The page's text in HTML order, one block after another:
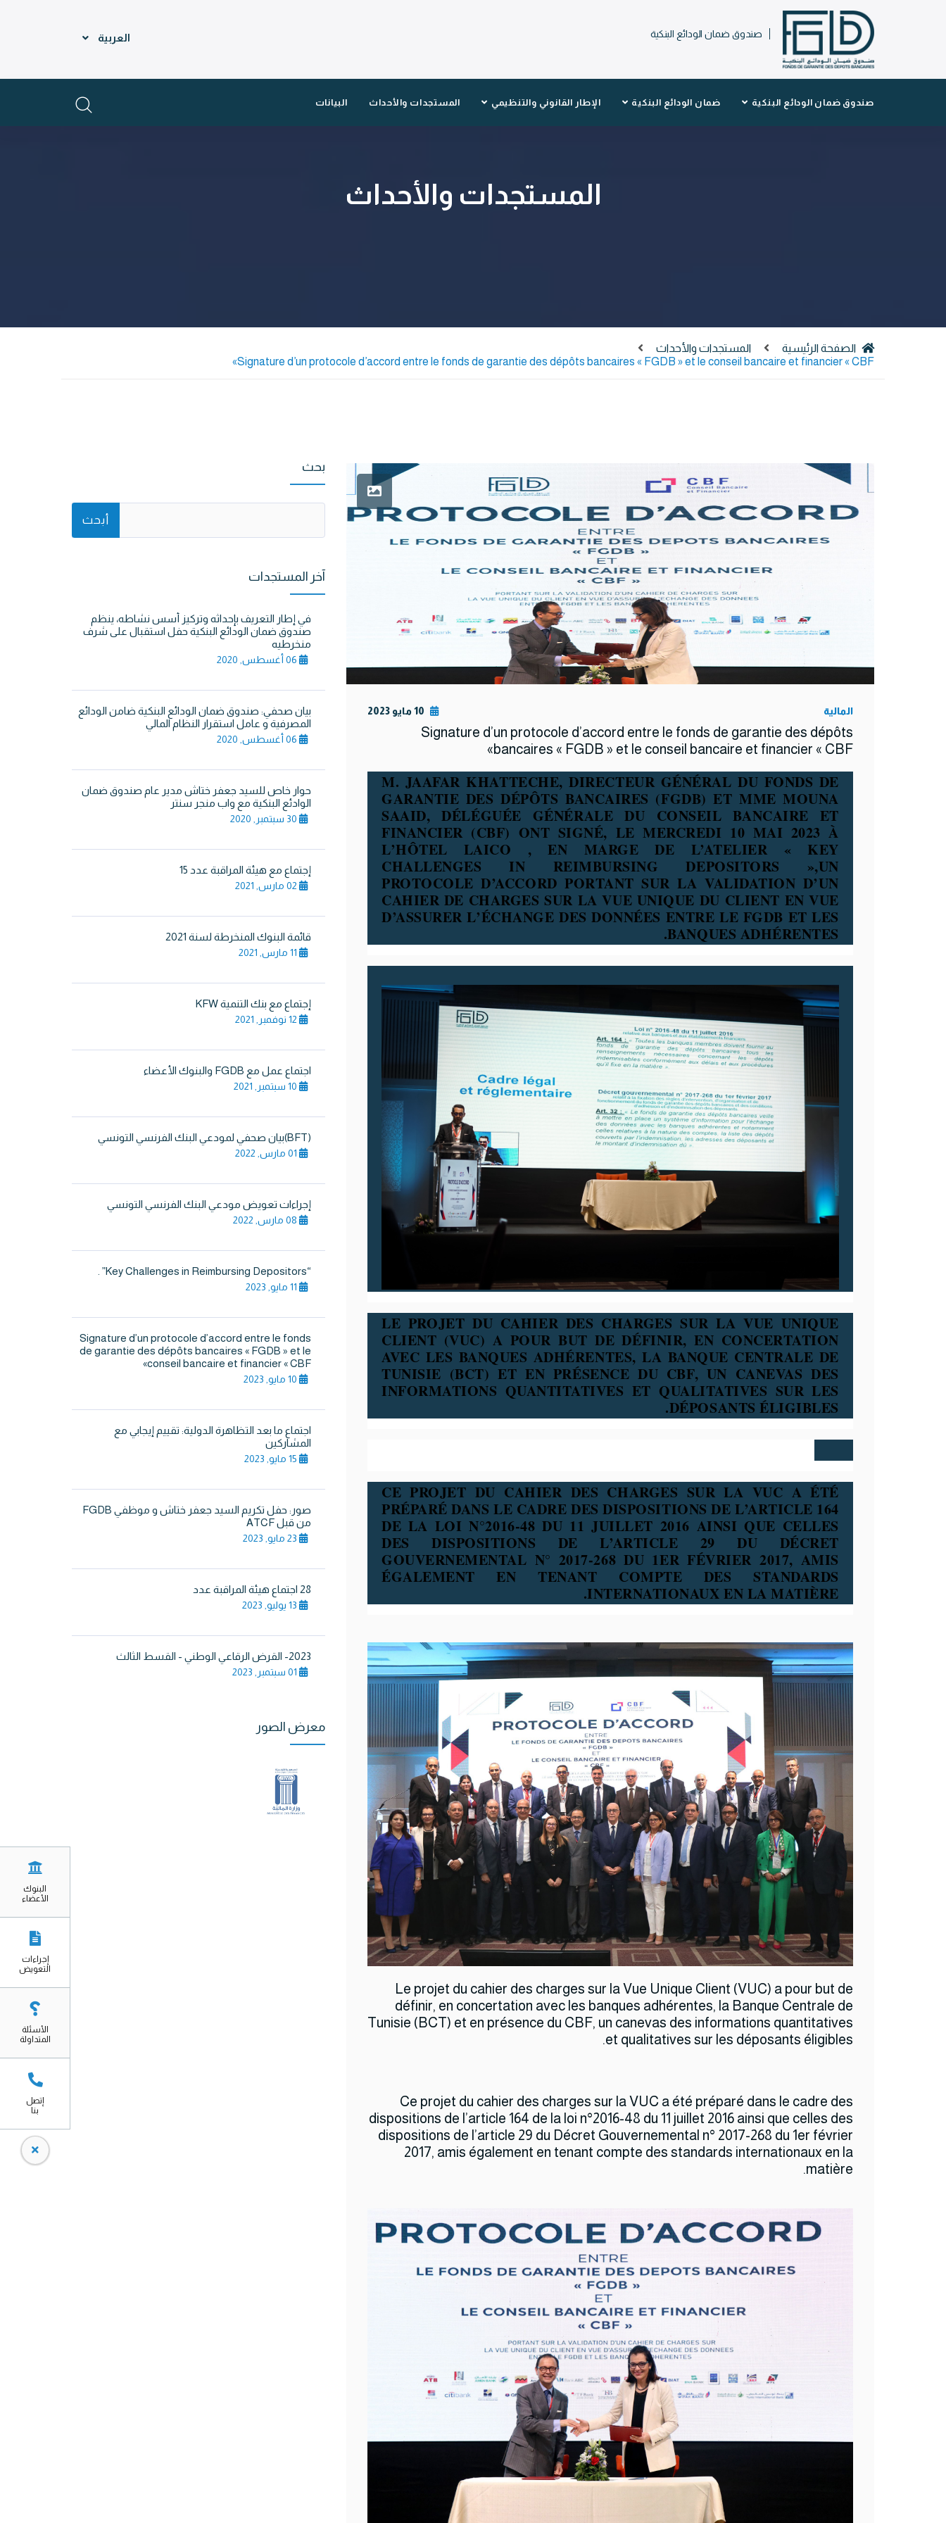
صندوق ضمان الودائع البنكية العربية
البنوك
الأعضاء
إجراءات
التعويض
الأسئلة
المتداولة
إتصل
بنا
صندوق ضمان الودائع البنكية ضمان الودائع البنكية الإطار القانوني والتنظيمي المستجدات والأحداث البيانات
المستجدات والأحداث
الصفحة الرئيسية
المستجدات والأحداث
Signature d’un protocole d’accord entre le fonds de garantie des dépôts bancaires « FGDB » et le conseil bancaire et financier « CBF»
المالية
Signature d’un protocole d’accord entre le fonds de garantie des dépôts
bancaires « FGDB » et le conseil bancaire et financier « CBF»
M. JAAFAR KHATTECHE, DIRECTEUR GÉNÉRAL DU FONDS DE
GARANTIE DES DÉPÔTS BANCAIRES (FGDB) ET MME MOUNA
SAAID, DÉLÉGUÉE GÉNÉRALE DU CONSEIL BANCAIRE ET
FINANCIER (CBF) ONT SIGNÉ, LE MERCREDI 10 MAI 2023 À
L’HÔTEL LAICO , EN MARGE DE L’ATELIER « KEY
CHALLENGES IN REIMBURSING DEPOSITORS »,UN
PROTOCOLE D’ACCORD PORTANTSUR LA VALIDATION D’UN
CAHIER DE CHARGES SUR LA VUE UNIQUE DU CLIENT EN VUE
D’ASSURER L’ÉCHANGE DES DONNÉES ENTRE LE FGDB ET LES
BANQUES ADHÉRENTES.
LE PROJET DU CAHIER DES CHARGES SUR LA VUE UNIQUE
CLIENT (VUC) A POUR BUT DE DÉFINIR, EN CONCERTATION
AVEC LES BANQUES ADHÉRENTES, LA BANQUE CENTRALE DE
TUNISIE (BCT) ET EN PRÉSENCE DU CBF, UN CANEVAS DES
INFORMATIONS QUANTITATIVES ET QUALITATIVES SUR LES
DÉPOSANTS ÉLIGIBLES.
CE PROJET DU CAHIER DES CHARGES SUR LA VUC A ÉTÉ
PRÉPARÉ DANS LE CADRE DES DISPOSITIONS DE L’ARTICLE 164
DE LA LOI N°2016-48 DU 11 JUILLET 2016 AINSI QUE CELLES
DES DISPOSITIONS DE L’ARTICLE 29 DU DÉCRET
GOUVERNEMENTAL N° 2017-268 DU 1ER FÉVRIER 2017, AMIS
ÉGALEMENT EN TENANT COMPTE DES STANDARDS
INTERNATIONAUX EN LA MATIÈRE.
Le projet du cahier des charges sur la Vue Unique Client (VUC) a pour but de
définir, en concertation avec les banques adhérentes, la Banque Centrale de
Tunisie (BCT) et en présence du CBF, un canevas des informations quantitatives
et qualitatives sur les déposants éligibles.
Ce projet du cahier des charges sur la VUC a été préparé dans le cadre des
dispositions de l’article 164 de la loi n°2016-48 du 11 juillet 2016 ainsi que celles des
dispositions de l’article 29 du Décret Gouvernemental n° 2017-268 du 1er février
2017, amis également en tenant compte des standards internationaux en la
matière.
بحث
آخر المستجدات
في إطار التعريف بإحداثه وتركيز أسس نشاطه، ينظم
صندوق ضمان الودائع البنكية حفل استقبال على شرف
منخرطيه
بيان صحفي: صندوق ضمان الودائع البنكية ضامن الودائع
المصرفية و عامل استقرار النظام المالي
حوار خاص للسيد جعفر ختاش مدير عام صندوق ضمان
الوادئع البنكية مع واب منجر سنتر
إجتماع مع هيئة المراقبة عدد 15
قائمة البنوك المنخرطة لسنة 2021
إجتماع مع بنك التنمية KFW
اجتماع عمل مع FGDB والبنوك الأعضاء
(BFT)بيان صحفي لمودعي البنك الفرنسي التونسي
إجراءات تعويض مودعي البنك الفرنسي التونسي
“Key Challenges in Reimbursing Depositors” .
Signature d’un protocole d’accord entre le fonds
de garantie des dépôts bancaires « FGDB » et le
conseil bancaire et financier « CBF»
اجتماع ما بعد التظاهرة الدولية: تقييم إيجابي مع
المشاركين
صور: حفل تكريم السيد جعفر ختاش و موظفي FGDB
من قبل ATCF
28 اجتماع هيئة المراقبة عدد
2023- القرض الرقاعي الوطني - القسط الثالث
معرض الصور